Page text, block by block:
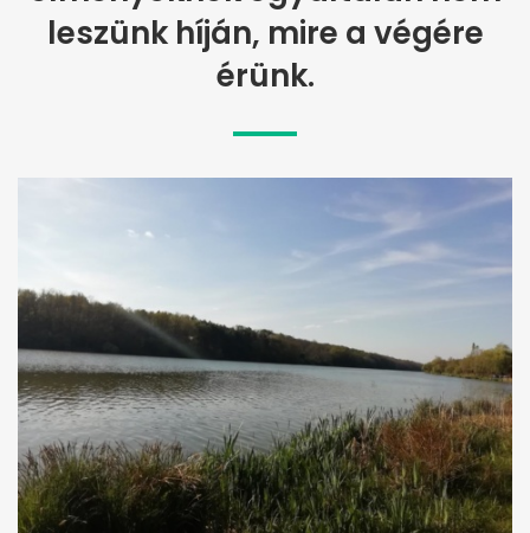
leszünk híján, mire a végére
érünk.